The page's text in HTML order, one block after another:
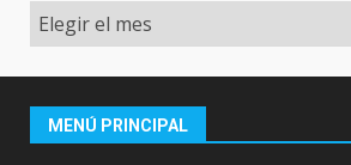
Archivo
MENÚ PRINCIPAL